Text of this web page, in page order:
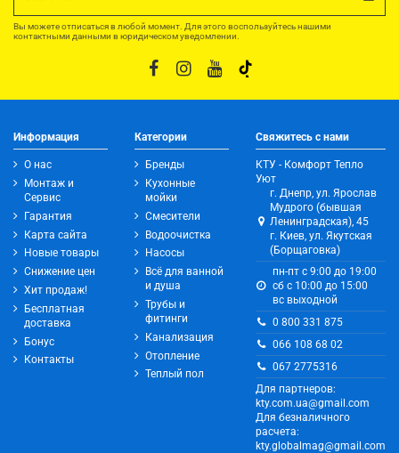
Вы можете отписаться в любой момент. Для этого воспользуйтесь нашими
контактными данными в юридическом уведомлении.
Информация
О нас
Монтаж и
Сервис
Гарантия
Карта сайта
Новые товары
Снижение цен
Хит продаж!
Бесплатная
доставка
Бонус
Контакты
Категории
Бренды
Кухонные
мойки
Смесители
Водоочистка
Насосы
Всё для ванной
и душа
Трубы и
фитинги
Канализация
Отопление
Теплый пол
Свяжитесь с нами
КТУ - Комфорт Тепло
Уют
г. Днепр, ул. Ярослав
Мудрого (бывшая
Ленинградская), 45
г. Киев, ул. Якутская
(Борщаговка)
пн-пт с 9:00 до 19:00
сб с 10:00 до 15:00
вс выходной
0 800 331 875
066 108 68 02
067 2775316
Для партнеров:
kty.com.ua@gmail.com
Для безналичного
расчета:
kty.globalmag@gmail.com